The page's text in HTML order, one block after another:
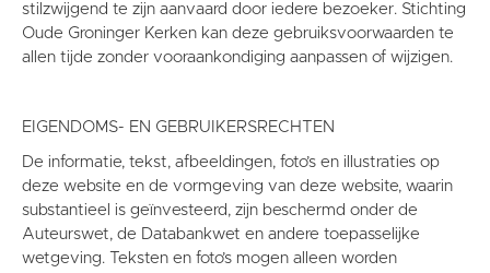
Steun ons
Contact
stilzwijgend te zijn aanvaard door iedere bezoeker. Stichting
Oude Groninger Kerken kan deze gebruiksvoorwaarden te
allen tijde zonder vooraankondiging aanpassen of wijzigen.
EIGENDOMS- EN GEBRUIKERSRECHTEN
De informatie, tekst, afbeeldingen, foto’s en illustraties op
deze website en de vormgeving van deze website, waarin
substantieel is geïnvesteerd, zijn beschermd onder de
Auteurswet, de Databankwet en andere toepasselijke
wetgeving. Teksten en foto’s mogen alleen worden